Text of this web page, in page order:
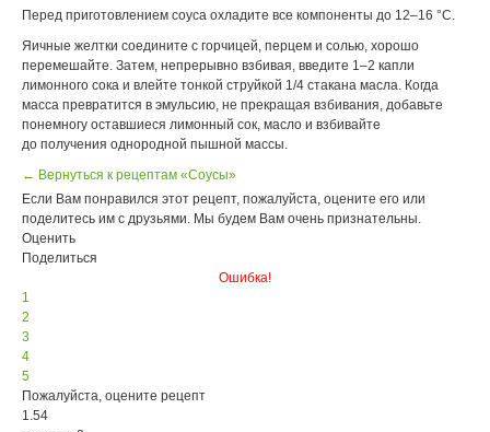
Перед приготовлением соуса охладите все компоненты до 12–16 °С.
Яичные желтки соедините с горчицей, перцем и солью, хорошо
перемешайте. Затем, непрерывно взбивая, введите 1–2 капли
лимонного сока и влейте тонкой струйкой 1/4 стакана масла. Когда
масса превратится в эмульсию, не прекращая взбивания, добавьте
понемногу оставшиеся лимонный сок, масло и взбивайте
до получения однородной пышной массы.
← Вернуться к рецептам «Соусы»
Если Вам понравился этот рецепт, пожалуйста, оцените его или
поделитесь им с друзьями. Мы будем Вам очень признательны.
Оценить
Поделиться
Ошибка!
1
2
3
4
5
Пожалуйста, оцените рецепт
1.54